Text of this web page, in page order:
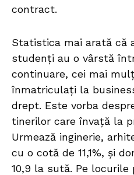
contract.
Statistica mai arată că
studenți au o vârstă
continuare, cei mai
înmatriculați la
drept. Este vorba
tinerilor care învață la
Urmează inginerie,
cu o cotă de 11,1%, și
10,9 la sută. Pe